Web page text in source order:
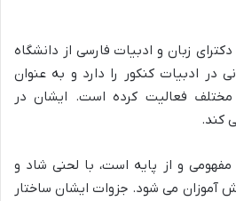
زبان و ادبیات فارسی از دانشگاه
در ادبیات کنکور را دارد و به عنوان
فعالیت کرده است. ایشان در
کند.
و از پایه است، با لحنی شاد و
آموزان می شود. جزوات ایشان ساختار